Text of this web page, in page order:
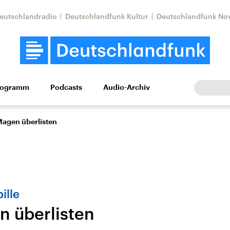
Deutschlandfunk Kultur Deutschlandfunk
Wissen Kultur Europa
Beiträge,
Nahostkonflikt
Podcasts Audio-Archiv
überlisten
überlisten